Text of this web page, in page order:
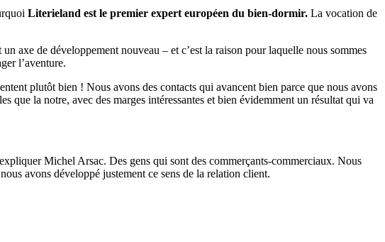
Literieland est le premier expert européen du bien-dormir. La vocation de
axe de développement nouveau – et c’est la raison pour laquelle nous sommes
l’aventure.
plutôt bien ! Nous avons des contacts qui avancent bien parce que nous avons
la notre, avec des marges intéressantes et bien évidemment un résultat qui va
Michel Arsac. Des gens qui sont des commerçants-commerciaux. Nous
avons développé justement ce sens de la relation client.